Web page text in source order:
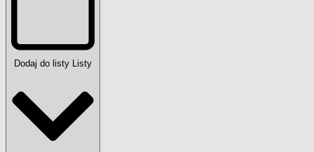
Dodaj do listy Listy